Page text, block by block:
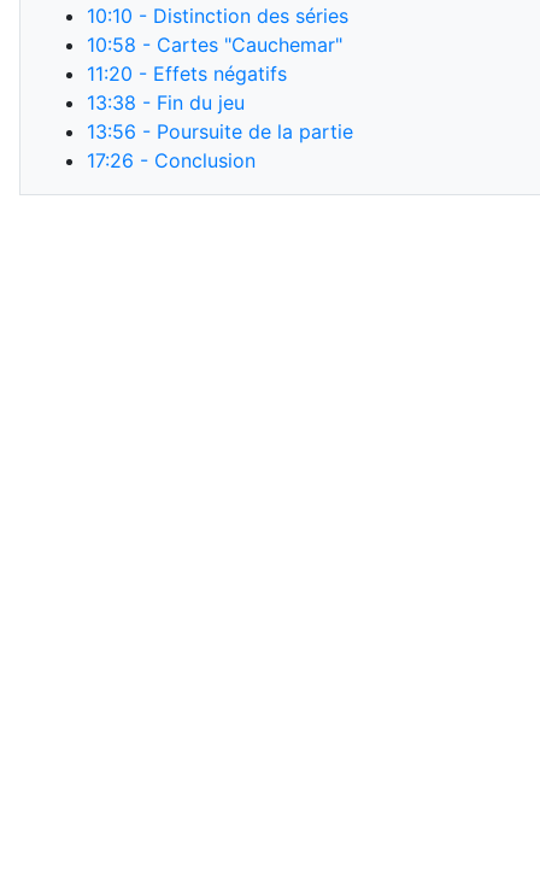
10:10 - Distinction des séries
10:58 - Cartes "Cauchemar"
11:20 - Effets négatifs
13:38 - Fin du jeu
13:56 - Poursuite de la partie
17:26 - Conclusion